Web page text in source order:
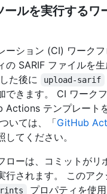
ールを実行するワ
ーション (CI) ワーク
の SARIF ファイルを生
た後に
upload-sarif
できます。 CI ワーク
Actions テンプレート
いては、「GitHub
してください。
ローは、コミットがリ
行されます。 このアク
プロパティを使